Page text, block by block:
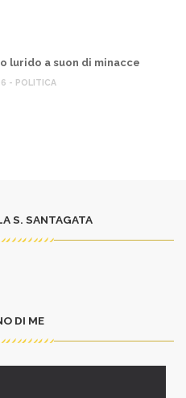
lurido a suon di minacce
- POLITICA
S. SANTAGATA
DI ME